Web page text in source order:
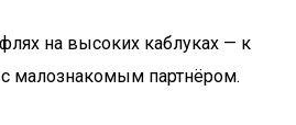
на высоких каблуках — к
с малознакомым партнёром.